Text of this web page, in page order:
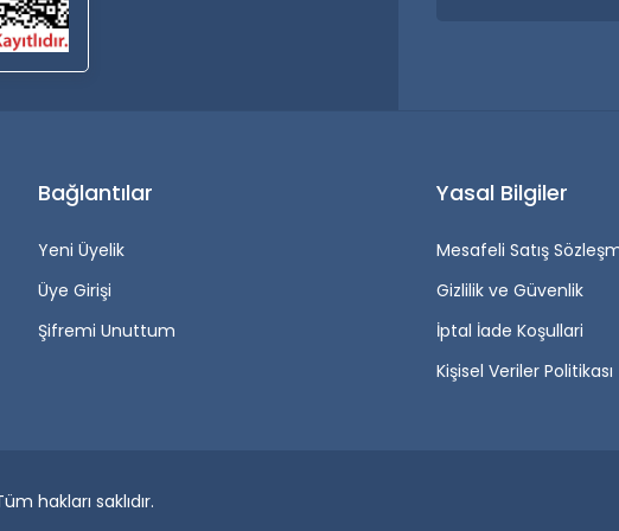
Bağlantılar
Yeni Üyelik
Üye Girişi
Şifremi Unuttum
Yasal Bilgiler
Mesafeli Satış
Gizlilik ve Güvenlik
İptal İade Koşullari
Kişisel Veriler Politikası
hakları saklıdır.